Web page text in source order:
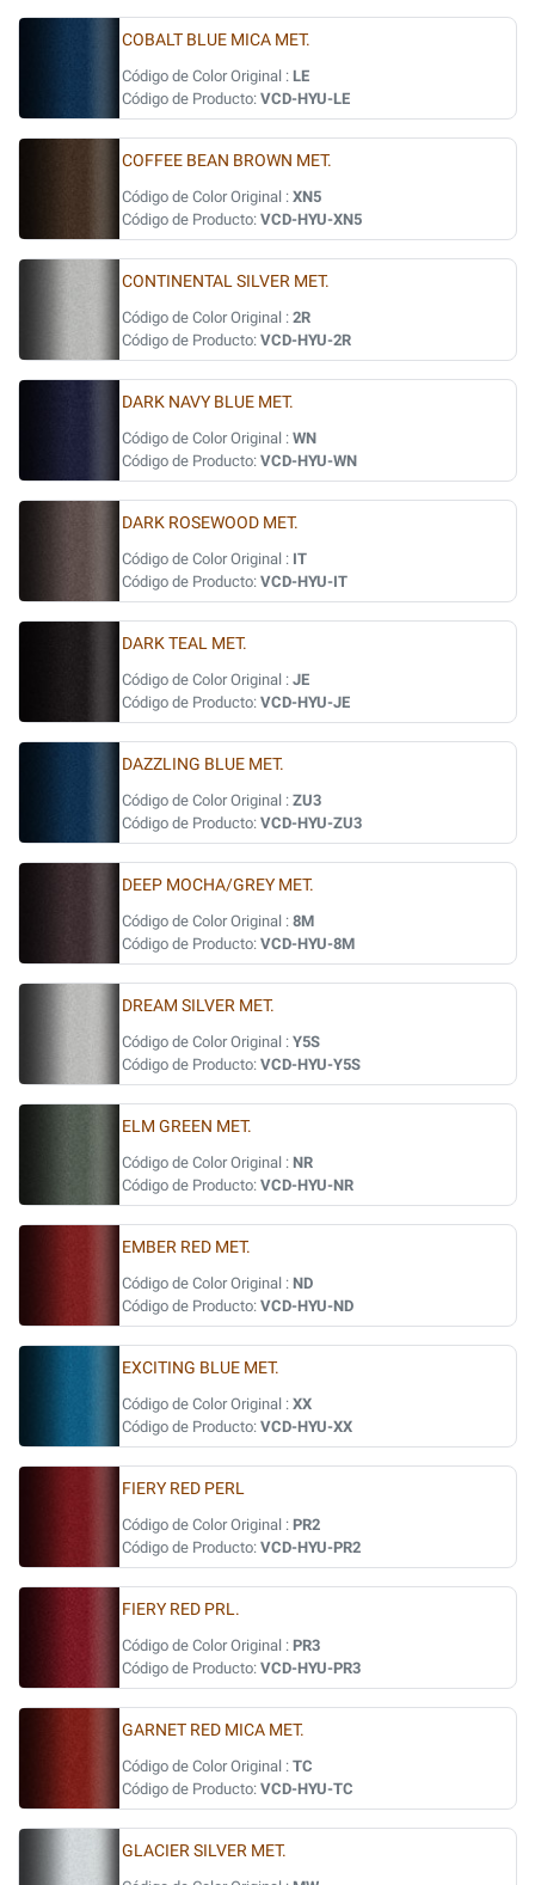
COBALT BLUE MICA MET.
Código de Color Original : LE
Código de Producto: VCD-HYU-LE
COFFEE BEAN BROWN MET.
Código de Color Original : XN5
Código de Producto: VCD-HYU-XN5
CONTINENTAL SILVER MET.
Código de Color Original : 2R
Código de Producto: VCD-HYU-2R
DARK NAVY BLUE MET.
Código de Color Original : WN
Código de Producto: VCD-HYU-WN
DARK ROSEWOOD MET.
Código de Color Original : IT
Código de Producto: VCD-HYU-IT
DARK TEAL MET.
Código de Color Original : JE
Código de Producto: VCD-HYU-JE
DAZZLING BLUE MET.
Código de Color Original : ZU3
Código de Producto: VCD-HYU-ZU3
DEEP MOCHA/GREY MET.
Código de Color Original : 8M
Código de Producto: VCD-HYU-8M
DREAM SILVER MET.
Código de Color Original : Y5S
Código de Producto: VCD-HYU-Y5S
ELM GREEN MET.
Código de Color Original : NR
Código de Producto: VCD-HYU-NR
EMBER RED MET.
Código de Color Original : ND
Código de Producto: VCD-HYU-ND
EXCITING BLUE MET.
Código de Color Original : XX
Código de Producto: VCD-HYU-XX
FIERY RED PERL
Código de Color Original : PR2
Código de Producto: VCD-HYU-PR2
FIERY RED PRL.
Código de Color Original : PR3
Código de Producto: VCD-HYU-PR3
GARNET RED MICA MET.
Código de Color Original : TC
Código de Producto: VCD-HYU-TC
GLACIER SILVER MET.